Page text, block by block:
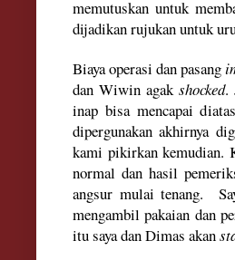
memutuskan untuk mem
dijadikan rujukan untuk
Biayaoperasi dan pasang
dan Wiwin agak shocked.
inap bisa mencapai d
dipergunakan akhirnya
kami pikirkan kemudian.
normal dan hasil
angsur mulai tenang. Sa
mengambil pakaian dan
itu saya dan Dimas akan